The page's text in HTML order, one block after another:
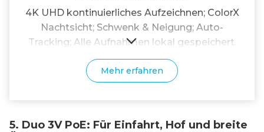
4K UHD kontinuierliches Aufzeichnen; ColorX
Nachtsicht; Schwenk & Neigung; Auto-
Tracking; Alle Aufnahmen lokal gespeichert.
Mehr erfahren
5. Duo 3V PoE: Für Einfahrt, Hof und breite